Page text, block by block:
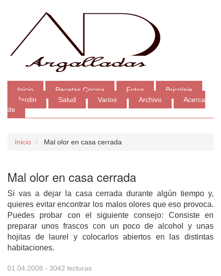
Inicio Recetas Cocina Fotos
Bricolaje
Jardin
Salud Varios Archivo
Acerca
de
Inicio Mal olor en casa cerrada
Mal olor en casa cerrada
Si vas a dejar la casa cerrada durante algún tiempo y,
quieres evitar encontrar los malos olores que eso provoca.
Puedes probar con el siguiente consejo: Consiste en
preparar unos frascos con un poco de alcohol y unas
hojitas de laurel y colocarlos abiertos en las distintas
habitaciones.
01.04.2008 - 3042 lecturas